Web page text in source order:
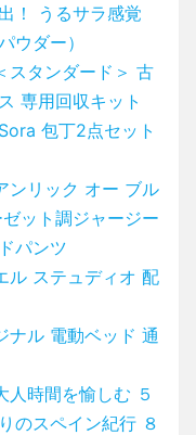
！ うるサラ感覚
ウダー）
タンダード＞ 古
専用回収キット
包丁2点セット
リック オー ブル
ット調ジャージー
パンツ
ステュディオ 配
ル 電動ベッド 通
時間を愉しむ ５
のスペイン紀行 ８